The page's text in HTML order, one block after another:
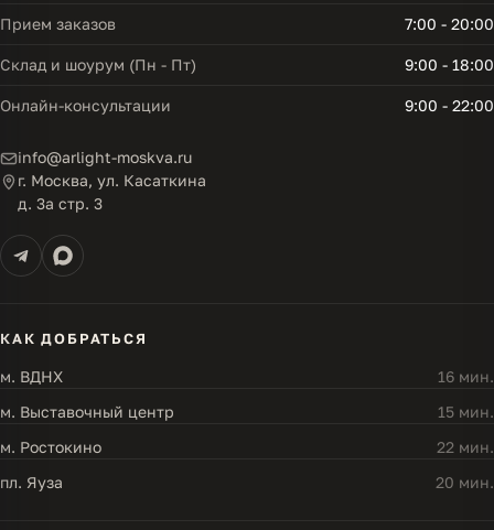
Прием заказов 7:00 - 20:00
Склад и шоурум (Пн - Пт) 9:00 - 18:00
Онлайн-консультации 9:00 - 22:00
info@arlight-moskva.ru
г. Москва, ул. Касаткина
д. 3а стр. 3
КАК ДОБРАТЬСЯ
м. ВДНХ
16 мин.
м. Выставочный центр
15 мин.
м. Ростокино
22 мин.
пл. Яуза
20 мин.